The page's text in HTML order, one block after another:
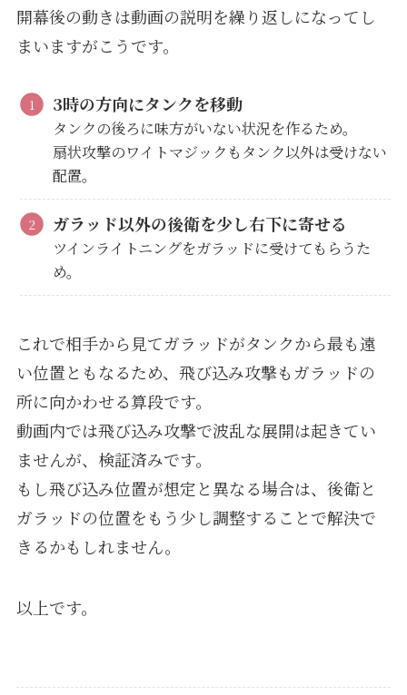
開幕後の動きは動画の説明を繰り返しになってし
まいますがこうです。
3時の方向にタンクを移動
タンクの後ろに味方がいない状況を作るため。
扇状攻撃のワイトマジックもタンク以外は受けない
配置。
ガラッド以外の後衛を少し右下に寄せる
ツインライトニングをガラッドに受けてもらうた
め。
これで相手から見てガラッドがタンクから最も遠
い位置ともなるため、飛び込み攻撃もガラッドの
所に向かわせる算段です。
動画内では飛び込み攻撃で波乱な展開は起きてい
ませんが、検証済みです。
もし飛び込み位置が想定と異なる場合は、後衛と
ガラッドの位置をもう少し調整することで解決で
きるかもしれません。
以上です。